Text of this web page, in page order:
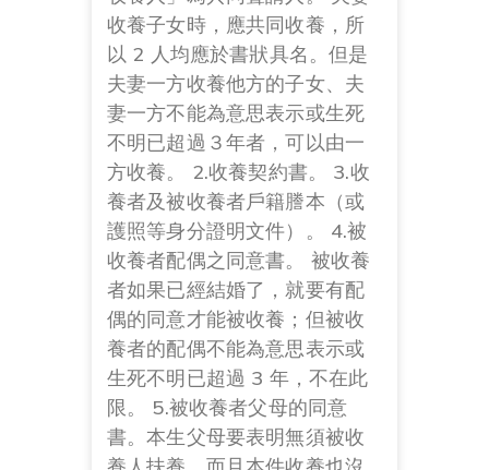
收養子女時，應共同收養，所
以 2 人均應於書狀具名。但是
夫妻一方收養他方的子女、夫
妻一方不能為意思表示或生死
不明已超過３年者，可以由一
方收養。 2.收養契約書。 3.收
養者及被收養者戶籍謄本（或
護照等身分證明文件）。 4.被
收養者配偶之同意書。 被收養
者如果已經結婚了，就要有配
偶的同意才能被收養；但被收
養者的配偶不能為意思表示或
生死不明已超過 3 年，不在此
限。 5.被收養者父母的同意
書。本生父母要表明無須被收